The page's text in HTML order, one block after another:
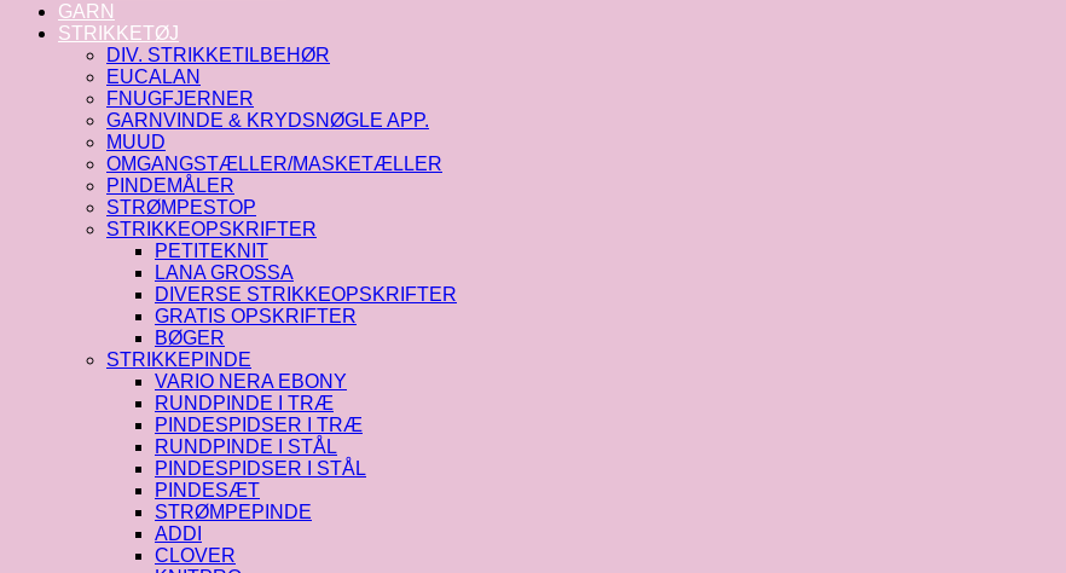
GARN
STRIKKETØJ
DIV. STRIKKETILBEHØR
EUCALAN
FNUGFJERNER
GARNVINDE & KRYDSNØGLE APP.
MUUD
OMGANGSTÆLLER/MASKETÆLLER
PINDEMÅLER
STRØMPESTOP
STRIKKEOPSKRIFTER
PETITEKNIT
LANA GROSSA
DIVERSE STRIKKEOPSKRIFTER
GRATIS OPSKRIFTER
BØGER
STRIKKEPINDE
VARIO NERA EBONY
RUNDPINDE I TRÆ
PINDESPIDSER I TRÆ
RUNDPINDE I STÅL
PINDESPIDSER I STÅL
PINDESÆT
STRØMPEPINDE
ADDI
CLOVER